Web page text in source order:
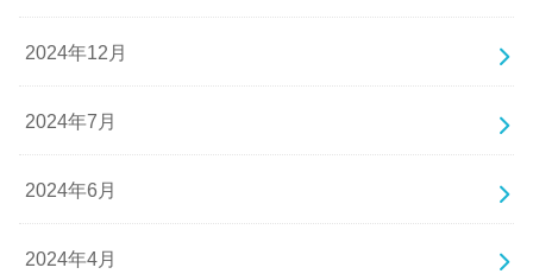
2024年12月
2024年7月
2024年6月
2024年4月